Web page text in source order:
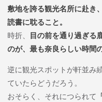
敷地を誇る観光名所に赴き
読書に耽ること。
時折、
目の前を通り過ぎる
のが、最も奈良らしい時間
逆に観光スポットが軒並み
ていたらどうだろう。
おそらく、それにつられて